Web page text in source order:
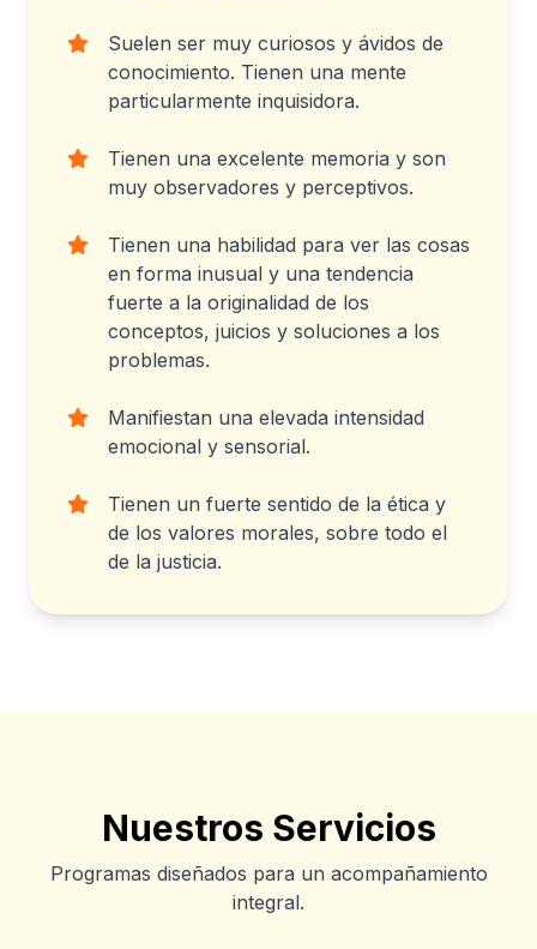
Suelen ser muy curiosos y ávidos de
conocimiento. Tienen una mente
particularmente inquisidora.
Tienen una excelente memoria y son
muy observadores y perceptivos.
Tienen una habilidad para ver las cosas
en forma inusual y una tendencia
fuerte a la originalidad de los
conceptos, juicios y soluciones a los
problemas.
Manifiestan una elevada intensidad
emocional y sensorial.
Tienen un fuerte sentido de la ética y
de los valores morales, sobre todo el
de la justicia.
Nuestros Servicios
Programas diseñados para un acompañamiento
integral.